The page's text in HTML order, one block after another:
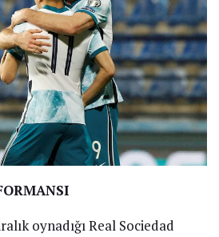
oynadığı Real Sociedad